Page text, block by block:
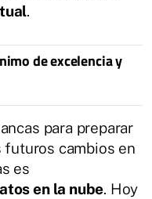
.
de excelencia y
para preparar
futuros cambios en
es
en la nube. Hoy